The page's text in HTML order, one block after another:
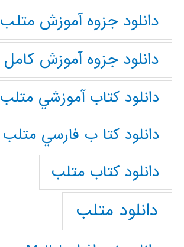
دانلود جزوه آموزش متلب
دانلود جزوه آموزش کامل matlab
دانلود كتاب آموزشي متلب
دانلود كتا ب فارسي متلب
دانلود كتاب متلب
دانلود متلب